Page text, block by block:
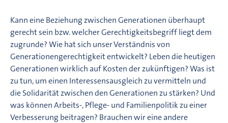
Kann eine Beziehung zwischen Generationen überhaupt
gerecht sein bzw. welcher Gerechtigkeitsbegriff liegt dem
zugrunde? Wie hat sich unser Verständnis von
Generationengerechtigkeit entwickelt? Leben die heutigen
Generationen wirklich auf Kosten der zukünftigen? Was ist
zu tun, um einen Interessensausgleich zu vermitteln und
die Solidarität zwischen den Generationen zu stärken? Und
was können Arbeits-, Pflege- und Familienpolitik zu einer
Verbesserung beitragen? Brauchen wir eine andere